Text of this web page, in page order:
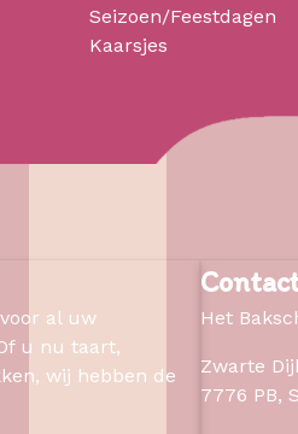
Seizoen/Feestdagen
Kaarsjes
al uw
u nu taart,
wij hebben de
Het
Zwarte
7776 PB,